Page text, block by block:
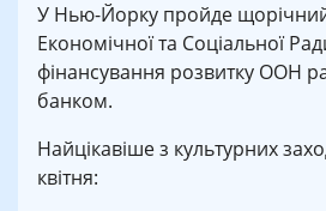
У Нью-Йорку пройде
Економічної та Соціальної
фінансування розвитку ООН
банком.
Найцікавіше з культурних
квітня: